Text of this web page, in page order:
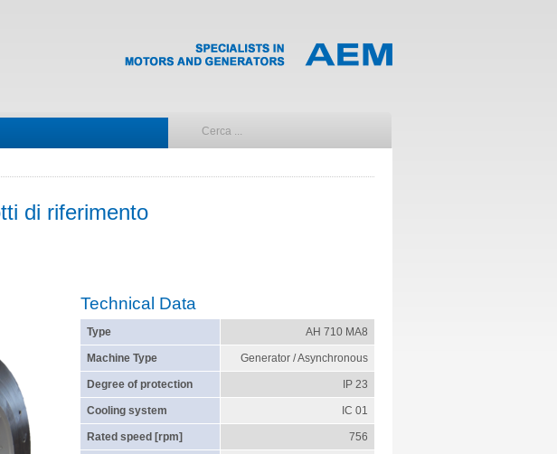
di riferimento
Technical Data
Type AH 710 MA8
Machine Type Generator / Asynchronous
Degree of protection IP 23
Cooling system IC 01
Rated speed [rpm] 756